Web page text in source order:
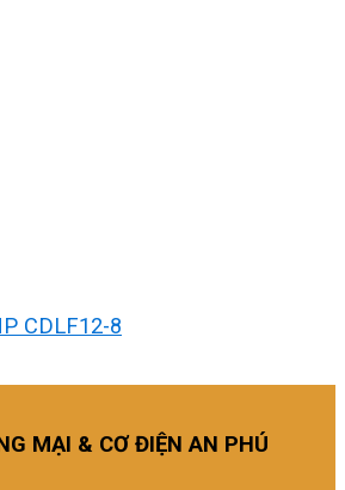
CDLF12-8
MẠI & CƠ ĐIỆN AN PHÚ